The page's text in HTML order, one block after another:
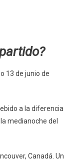
13 de junio de
a la diferencia
medianoche del
Canadá. Un